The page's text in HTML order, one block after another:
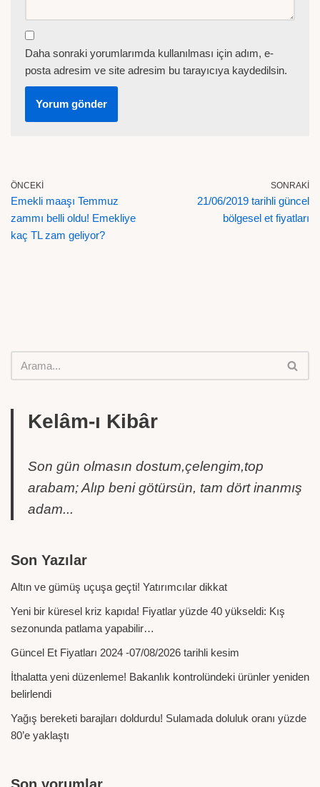
Daha sonraki yorumlarımda kullanılması için adım, e-
posta adresim ve site adresim bu tarayıcıya kaydedilsin.
ÖNCEKI
Emekli maaşı Temmuz
zammı belli oldu! Emekliye
kaç TL zam geliyor?
SONRAKI
21/06/2019 tarihli güncel
bölgesel et fiyatları
Kelâm-ı Kibâr
Son gün olmasın dostum,çelengim,top
arabam; Alıp beni götürsün, tam dört inanmış
adam...
Son Yazılar
Altın ve gümüş uçuşa geçti! Yatırımcılar dikkat
Yeni bir küresel kriz kapıda! Fiyatlar yüzde 40 yükseldi: Kış
sezonunda patlama yapabilir…
Güncel Et Fiyatları 2024 -07/08/2026 tarihli kesim
İthalatta yeni düzenleme! Bakanlık kontrolündeki ürünler yeniden
belirlendi
Yağış bereketi barajları doldurdu! Sulamada doluluk oranı yüzde
80’e yaklaştı